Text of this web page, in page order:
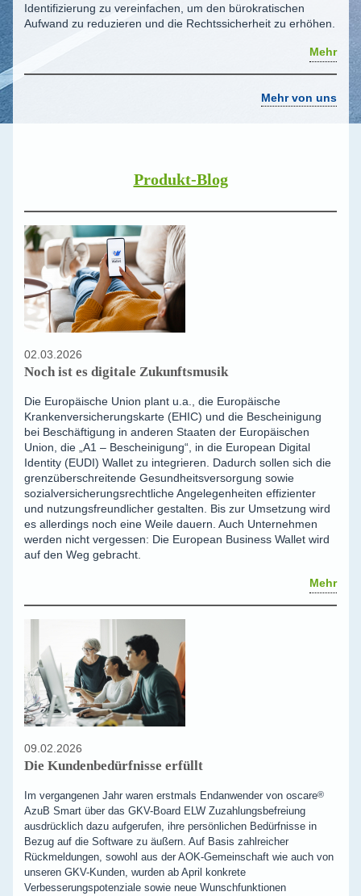
Identifizierung zu vereinfachen, um den bürokratischen
Aufwand zu reduzieren und die Rechtssicherheit zu erhöhen.
Mehr
Mehr von uns
Produkt-Blog
02.03.2026
Noch ist es digitale Zukunftsmusik
Die Europäische Union plant u.a., die Europäische
Krankenversicherungskarte (EHIC) und die Bescheinigung
bei Beschäftigung in anderen Staaten der Europäischen
Union, die „A1 – Bescheinigung“, in die European Digital
Identity (EUDI) Wallet zu integrieren. Dadurch sollen sich die
grenzüberschreitende Gesundheitsversorgung sowie
sozialversicherungsrechtliche Angelegenheiten effizienter
und nutzungsfreundlicher gestalten. Bis zur Umsetzung wird
es allerdings noch eine Weile dauern. Auch Unternehmen
werden nicht vergessen: Die European Business Wallet wird
auf den Weg gebracht.
Mehr
09.02.2026
Die Kundenbedürfnisse erfüllt
Im vergangenen Jahr waren erstmals Endanwender von oscare®
AzuB Smart über das GKV-Board ELW Zuzahlungsbefreiung
ausdrücklich dazu aufgerufen, ihre persönlichen Bedürfnisse in
Bezug auf die Software zu äußern. Auf Basis zahlreicher
Rückmeldungen, sowohl aus der AOK-Gemeinschaft wie auch von
unseren GKV-Kunden, wurden ab April konkrete
Verbesserungspotenziale sowie neue Wunschfunktionen